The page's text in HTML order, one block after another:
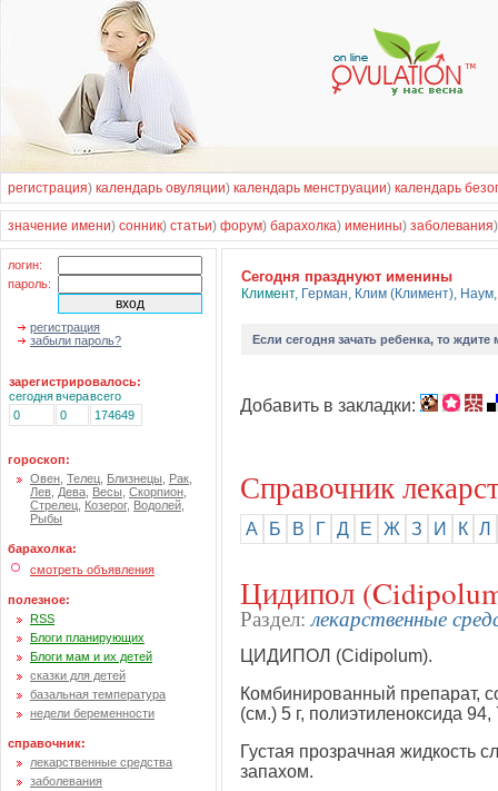
регистрация) календарь овуляции) календарь менструации) календарь
значение имени) сонник) статьи) форум) барахолка) именины) заболевания
логин:
пароль:
регистрация
забыли пароль?
зарегистрировалось:
сегоднявчеравсего
0
0 174649
гороскоп:
Овен Телец Близнецы Рак
Лев Дева Весы Скорпион
Стрелец Козерог, Водолей
Рыбы
барахолка:
смотреть объявления
полезное:
RSS
Блоги планирующих
Блоги мам и их детей
сказки для детей
базальная температура
недели беременности
справочник:
лекарственные средства
заболевания
Cегодня празднуют именины
Климент, Герман, Клим (Климент), Наум
Если сегодня зачать ребенка, то
Добавить в закладки:
Справочник
А Б В Г Д Е Ж З И К Л
Цидипол
Раздел:лекарственные
ЦИДИПОЛ (Cidipolum).
Комбинированный препарат,
(см.) 5 г, полиэтиленоксида 94,
Густая прозрачная жидкость
запахом.